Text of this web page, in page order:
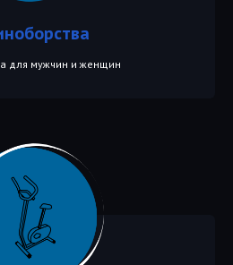
для мужчин и женщин